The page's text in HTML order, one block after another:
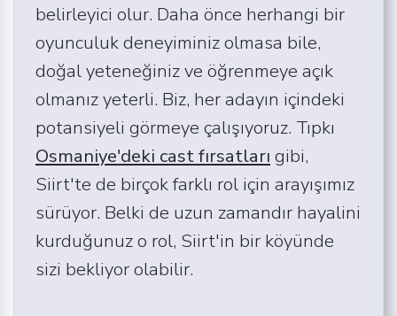
belirleyici olur. Daha önce herhangi bir
oyunculuk deneyiminiz olmasa bile,
doğal yeteneğiniz ve öğrenmeye açık
olmanız yeterli. Biz, her adayın içindeki
potansiyeli görmeye çalışıyoruz. Tıpkı
Osmaniye'deki cast fırsatları gibi,
Siirt'te de birçok farklı rol için arayışımız
sürüyor. Belki de uzun zamandır hayalini
kurduğunuz o rol, Siirt'in bir köyünde
sizi bekliyor olabilir.